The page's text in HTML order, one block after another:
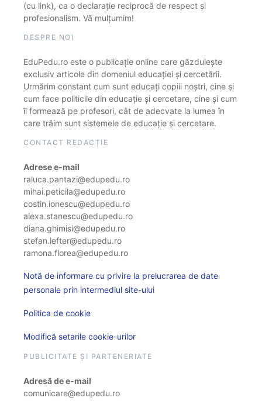
(cu link), ca o declarație reciprocă de respect și
profesionalism. Vă mulțumim!
DESPRE NOI
EduPedu.ro este o publicație online care găzduiește
exclusiv articole din domeniul educației și cercetării.
Urmărim constant cum sunt educați copiii noștri, cine și
cum face politicile din educație și cercetare, cine și cum
îi formează pe profesori, cât de adecvate la lumea în
care trăim sunt sistemele de educație și cercetare.
CONTACT REDACȚIE
Adrese e-mail
raluca.pantazi@edupedu.ro
mihai.peticila@edupedu.ro
costin.ionescu@edupedu.ro
alexa.stanescu@edupedu.ro
diana.ghimisi@edupedu.ro
stefan.lefter@edupedu.ro
ramona.florea@edupedu.ro
Notă de informare cu privire la prelucrarea de date
personale prin intermediul site-ului
Politica de cookie
Modifică setarile cookie-urilor
PUBLICITATE ȘI PARTENERIATE
Adresă de e-mail
comunicare@edupedu.ro